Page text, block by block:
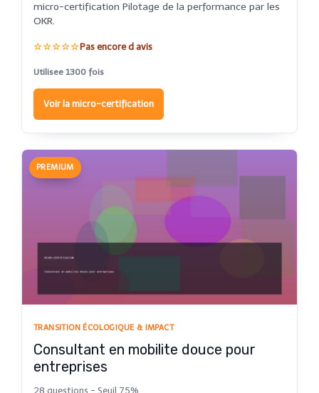
micro-certification Pilotage de la performance par les
OKR.
☆☆☆☆☆Pas encore d avis
Utilisee 1300 fois
Voir la micro-certification
PREMIUM
TRANSITION ÉCOLOGIQUE & IMPACT
Consultant en mobilite douce pour
entreprises
28 questions - Seuil 75%